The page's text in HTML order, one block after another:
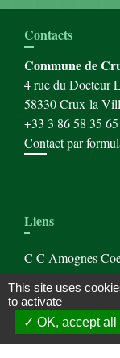
Contacts
Commune de
4 rue du Docteur
58330 Crux-la-
+33 3 86 58 35 65
Contact par
Liens
C C Amognes
L'administration
Office de
Mentions légales -
This site uses
to activate
OK, accept all